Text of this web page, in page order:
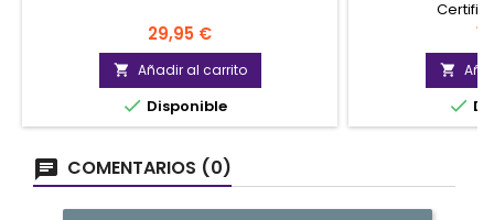
Precio
29,95 €
 Añadir al carrito
 Disponible


COMENTARIOS (0)